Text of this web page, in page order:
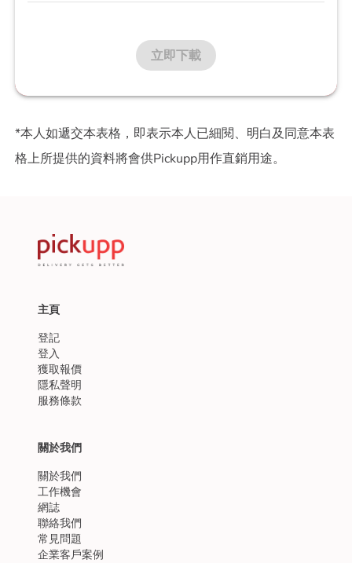
立即下載
*本人如遞交本表格，即表示本人已細閱、明白及同意本表
格上所提供的資料將會供Pickupp用作直銷用途。
主頁
登記
登入
獲取報價
隱私聲明
服務條款
關於我們
關於我們
工作機會
網誌
聯絡我們
常見問題
企業客戶案例